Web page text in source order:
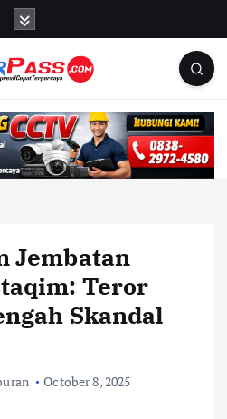
Jembatan
Teror
Skandal
October 8, 2025